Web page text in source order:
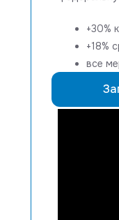
+30%
+18%
все